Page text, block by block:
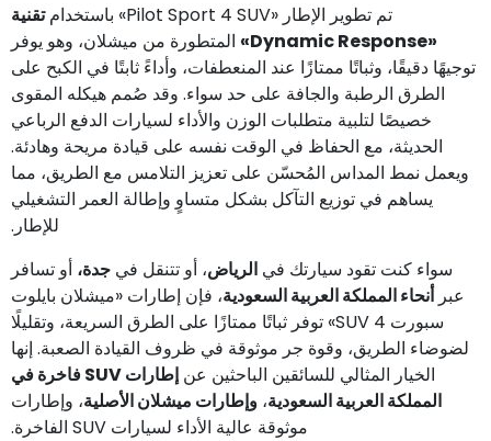
تم تطوير الإطار «Pilot Sport 4 SUV» باستخدام
تقنية
«Dynamic Response»
المتطورة من ميشلان، وهو يوفر
توجيهًا دقيقًا، وثباتًا ممتازًا عند المنعطفات، وأداءً ثابتًا في الكبح على
الطرق الرطبة والجافة على حد سواء. وقد صُمم هيكله المقوى
خصيصًا لتلبية متطلبات الوزن والأداء لسيارات الدفع الرباعي
الحديثة، مع الحفاظ في الوقت نفسه على قيادة مريحة وهادئة.
ويعمل نمط المداس المُحسّن على تعزيز التلامس مع الطريق، مما
يساهم في توزيع التآكل بشكل متساوٍ وإطالة العمر التشغيلي
للإطار.
سواء كنت تقود سيارتك في الرياض، أو تتنقل في جدة، أو تسافر
عبرأنحاء المملكة العربية السعودية، فإن إطارات «ميشلان بايلوت
سبورت 4 SUV» توفر ثباتًا ممتازًا على الطرق السريعة، وتقليلًا
لضوضاء الطريق، وقوة جر موثوقة في ظروف القيادة الصعبة. إنها
الخيار المثالي للسائقين الباحثين عن
إطارات SUV فاخرة في
المملكة العربية السعودية، وإطارات ميشلان الأصلية، وإطارات
موثوقة عالية الأداء لسيارات SUV الفاخرة.